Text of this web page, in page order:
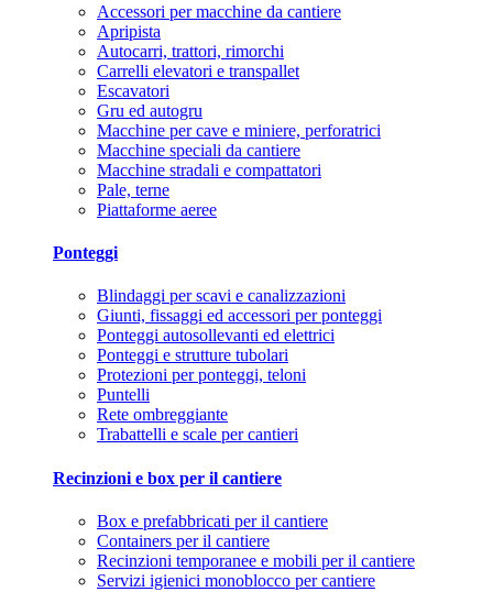
Accessori per macchine da cantiere
Apripista
Autocarri, trattori, rimorchi
Carrelli elevatori e transpallet
Escavatori
Gru ed autogru
Macchine per cave e miniere, perforatrici
Macchine speciali da cantiere
Macchine stradali e compattatori
Pale, terne
Piattaforme aeree
Ponteggi
Blindaggi per scavi e canalizzazioni
Giunti, fissaggi ed accessori per ponteggi
Ponteggi autosollevanti ed elettrici
Ponteggi e strutture tubolari
Protezioni per ponteggi, teloni
Puntelli
Rete ombreggiante
Trabattelli e scale per cantieri
Recinzioni e box per il cantiere
Box e prefabbricati per il cantiere
Containers per il cantiere
Recinzioni temporanee e mobili per il cantiere
Servizi igienici monoblocco per cantiere